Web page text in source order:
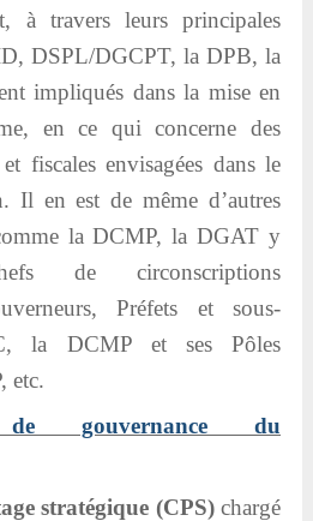
à travers leurs principales
DSPL/DGCPT, la DPB, la
impliqués dans la mise en
en ce qui concerne des
fiscales envisagées dans le
Il en est de même d’autres
la DCMP, la DGAT y
de circonscriptions
Préfets et sous-
la DCMP et ses Pôles
etc.
gouvernance du
stratégique (CPS)chargé